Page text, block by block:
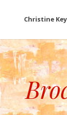
Christine